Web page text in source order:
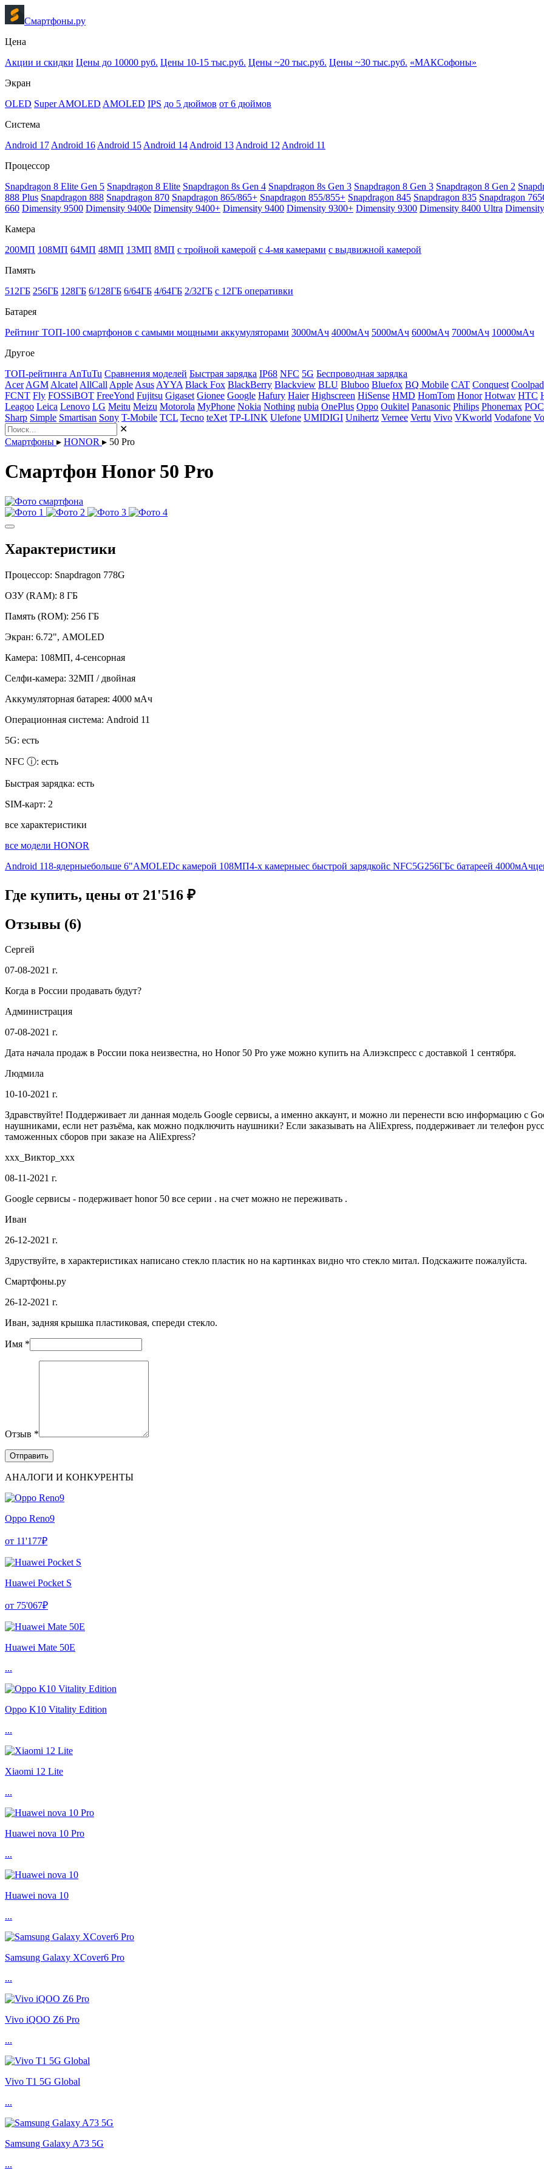
Смартфоны.ру
Цена
Акции и скидки Цены до 10000 руб. Цены 10-15 тыс.руб. Цены ~20 тыс.руб. Цены ~30 тыс.руб. «МАКСофоны»
Экран
OLED Super AMOLED AMOLED IPS до 5 дюймов от 6 дюймов
Система
Android 17 Android 16 Android 15 Android 14 Android 13 Android 12 Android 11
Процессор
Snapdragon 8 Elite Gen 5 Snapdragon 8 Elite Snapdragon 8s Gen 4 Snapdragon 8s Gen 3 Snapdragon 8 Gen 3 Snapdragon 8 Gen 2
888 Plus Snapdragon 888 Snapdragon 870 Snapdragon 865/865+ Snapdragon 855/855+ Snapdragon 845 Snapdragon 835 Snapdragon
660 Dimensity 9500 Dimensity 9400e Dimensity 9400+ Dimensity 9400 Dimensity 9300+ Dimensity 9300 Dimensity 8400 Ultra
Камера
200МП 108МП 64МП 48МП 13МП 8МП с тройной камерой с 4-мя камерами с выдвижной камерой
Память
512ГБ 256ГБ 128ГБ 6/128ГБ 6/64ГБ 4/64ГБ 2/32ГБ с 12ГБ оперативки
Батарея
Рейтинг ТОП-100 смартфонов с самыми мощными аккумуляторами 3000мАч 4000мАч 5000мАч 6000мАч 7000мАч 10000мАч
Другое
ТОП-рейтинга AnTuTu Сравнения моделей Быстрая зарядка IP68 NFC 5G Беспроводная зарядка
Acer AGM Alcatel AllCall Apple Asus AYYA Black Fox BlackBerry Blackview BLU Bluboo Bluefox BQ Mobile CAT Conquest Coolpad
FCNT Fly FOSSiBOT FreeYond Fujitsu Gigaset Gionee Google Hafury Haier Highscreen HiSense HMD HomTom Honor Hotwav HTC
Leagoo Leica Lenovo LG Meitu Meizu Motorola MyPhone Nokia Nothing nubia OnePlus Oppo Oukitel Panasonic Philips Phonemax
Sharp Simple Smartisan Sony T-Mobile TCL Tecno teXet TP-LINK Ulefone UMIDIGI Unihertz Vernee Vertu Vivo VKworld Vodafone
✕
Смартфоны ▸ HONOR ▸ 50 Pro
Смартфон Honor 50 Pro
Характеристики
Процессор: Snapdragon 778G
ОЗУ (RAM): 8 ГБ
Память (ROM): 256 ГБ
Экран: 6.72", AMOLED
Камера: 108МП, 4-сенсорная
Селфи-камера: 32МП / двойная
Аккумуляторная батарея: 4000 мАч
Операционная система: Android 11
5G: есть
NFC ⓘ: есть
Быстрая зарядка: есть
SIM-карт: 2
все характеристики
все модели HONOR
Android 118-ядерныебольше 6"AMOLEDс камерой 108МП4-х камерныес быстрой зарядкойс NFC5G256ГБс батареей 4000мАч
Где купить, цены от 21'516 ₽
Отзывы (6)
Сергей
07-08-2021 г.
Когда в России продавать будут?
Администрация
07-08-2021 г.
Дата начала продаж в России пока неизвестна, но Honor 50 Pro уже можно купить на Алиэкспресс с доставкой 1 сентября.
Людмила
10-10-2021 г.
Здравствуйте! Поддерживает ли данная модель Google сервисы, а именно аккаунт, и можно ли перенести всю информацию с
наушниками, если нет разъёма, как можно подключить наушники? Если заказывать на AliExpress, поддерживает ли телефон
таможенных сборов при заказе на AliExpress?
xxx_Виктор_xxx
08-11-2021 г.
Google сервисы - подерживает honor 50 все серии . на счет можно не переживать .
Иван
26-12-2021 г.
Здруствуйте, в характеристиках написано стекло пластик но на картинках видно что стекло митал. Подскажите пожалуйста.
Смартфоны.ру
26-12-2021 г.
Иван, задняя крышка пластиковая, спереди стекло.
Имя *
Отзыв *
АНАЛОГИ И КОНКУРЕНТЫ
Oppo Reno9
от 11'177₽
Huawei Pocket S
от 75'067₽
Huawei Mate 50E
...
Oppo K10 Vitality Edition
...
Xiaomi 12 Lite
...
Huawei nova 10 Pro
...
Huawei nova 10
...
Samsung Galaxy XCover6 Pro
...
Vivo iQOO Z6 Pro
...
Vivo T1 5G Global
...
Samsung Galaxy A73 5G
...